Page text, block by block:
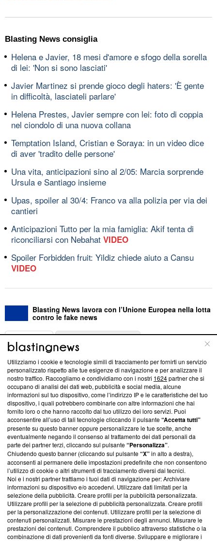
Blasting News consiglia
Helena e Javier, 18 mesi d'amore e sfogo della sorella
di lei: 'Non si sono lasciati'
Javier Martinez si prende gioco degli haters: 'È gente
in difficoltà, lasciateli parlare'
Helena Prestes, Javier sempre con lei: foto di coppia
nel ciondolo di una nuova collana
Temptation Island, Cristian e Soraya: in un video dice
di aver 'tradito delle persone'
Una vita, anticipazioni sino al 2/05: Marcia sorprende
Ursula e Santiago insieme
Upas, spoiler al 30/4: Franco va alla polizia per via dei
cantieri
Anticipazioni Tutto per la mia famiglia: Akif tenta di
riconciliarsi con Nebahat VIDEO
Spoiler Forbidden fruit: Yildiz chiede aiuto a Cansu
VIDEO
Blasting News lavora con l’Unione Europea nella lotta
contro le fake news
ABOUT
Questa sezione offre informazioni trasparenti su Blasting
News, sui nostri processi editoriali e su come ci impegniamo a
creare news di qualità. Inoltre, afferma la nostra aderenza a
‘Trust Project - News with Integrity’Blasting News non è
ancora membro del programma, ma ha richiesto di farne
parte; Trust Project non ha ancora effettuato una verifica di
conformità agli standard.
Su di noi
Team editoriale
Corporate
Redazione
Informativa Privacy
Cookie Policy
Utilizziamo i cookie e tecnologie simili di tracciamento per fornirti un servizio
personalizzato rispetto alle tue esigenze di navigazione e per analizzare il
nostro traffico. Raccogliamo e condividiamo con i nostri 1624partner che si
occupano di analisi dei dati web, pubblicità e social media, alcune
informazioni sul tuo dispositivo, come l’indirizzo IP e le caratteristiche del tuo
dispositivo, i quali potrebbero combinarle con altre informazioni che hai
fornito loro o che hanno raccolto dal tuo utilizzo dei loro servizi. Puoi
acconsentire all’uso di tali tecnologie cliccando il pulsante“Accetta tutti”
presente su questo banner oppure personalizzare le tue scelte, anche
eventualmente negando il consenso al trattamento dei dati personali da
parte dei partner terzi, cliccando sul pulsante“Personalizza”.
Chiudendo questo banner (cliccando sul pulsante“X”in alto a destra),
acconsenti al permanere delle impostazioni predefinite che non consentono
l’utilizzo di cookie o altri strumenti di tracciamento diversi dai tecnici.
Noi e i nostri partner trattiamo i tuoi dati di navigazione per: Archiviare
informazioni su dispositivo e/o accedervi. Utilizzare dati limitati per la
selezione della pubblicità. Creare profili per la pubblicità personalizzata.
Utilizzare profili per la selezione di pubblicità personalizzata. Creare profili
per la personalizzazione dei contenuti. Utilizzare profili per la selezione di
contenuti personalizzati. Misurare le prestazioni degli annunci. Misurare le
prestazioni dei contenuti. Comprendere il pubblico attraverso statistiche o la
combinazione di dati provenienti da fonti diverse. Sviluppare e migliorare i